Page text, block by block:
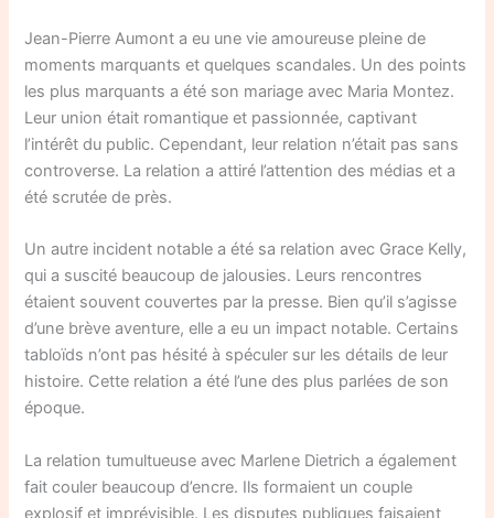
Jean-Pierre Aumont a eu une vie amoureuse pleine de
moments marquants et quelques scandales. Un des points
les plus marquants a été son mariage avec Maria Montez.
Leur union était romantique et passionnée, captivant
l’intérêt du public. Cependant, leur relation n’était pas sans
controverse. La relation a attiré l’attention des médias et a
été scrutée de près.
Un autre incident notable a été sa relation avec Grace Kelly,
qui a suscité beaucoup de jalousies. Leurs rencontres
étaient souvent couvertes par la presse. Bien qu’il s’agisse
d’une brève aventure, elle a eu un impact notable. Certains
tabloïds n’ont pas hésité à spéculer sur les détails de leur
histoire. Cette relation a été l’une des plus parlées de son
époque.
La relation tumultueuse avec Marlene Dietrich a également
fait couler beaucoup d’encre. Ils formaient un couple
explosif et imprévisible. Les disputes publiques faisaient